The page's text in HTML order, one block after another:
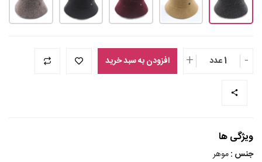
- 1 عدد + افزودن به سبد خرید
ویژگی ها
جنس :موهر